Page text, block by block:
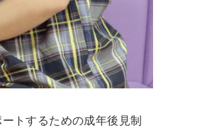
トするための成年後見制